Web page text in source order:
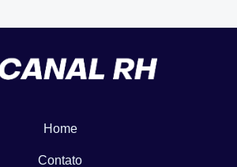
Home
Contato